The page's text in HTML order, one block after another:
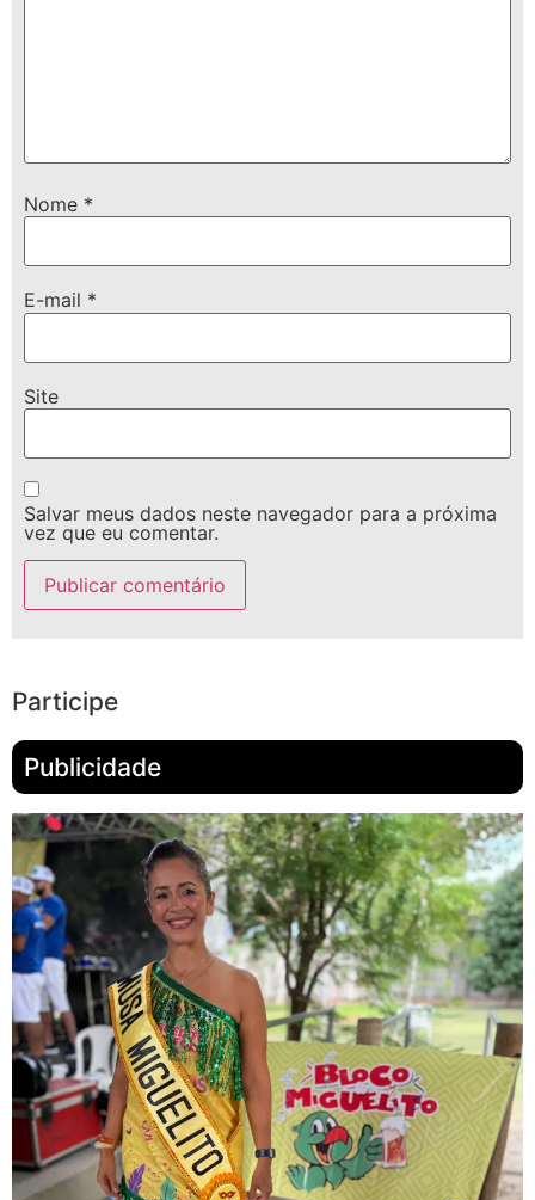
Nome *
E-mail *
Site
Salvar meus dados neste navegador para a próxima
vez que eu comentar.
Participe
Publicidade